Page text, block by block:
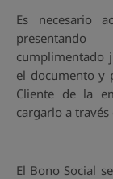
Es necesario
presentando
cumplimentado
el documento y
Cliente de la
cargarlo a través
El Bono Social